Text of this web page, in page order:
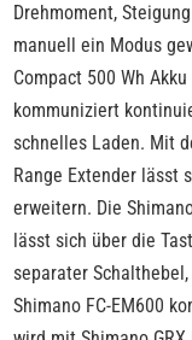
Drehmoment,
manuell ein Modus
Compact 500 Wh
kommuniziert
schnelles Laden. Mit
Range Extender lässt
erweitern. Die
lässt sich über die
separater
Shimano FC-EM600